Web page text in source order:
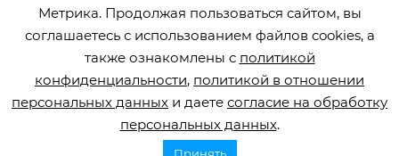
Метрика. Продолжая пользоваться сайтом, вы
соглашаетесь с использованием файлов cookies, а
также ознакомлены с политикой
конфиденциальности, политикой в отношении
персональных данных и даете согласие на обработку
персональных данных.